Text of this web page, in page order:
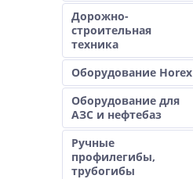
Дорожно-
строительная
техника
Оборудование Horex
Оборудование для
АЗС и нефтебаз
Ручные
профилегибы,
трубогибы